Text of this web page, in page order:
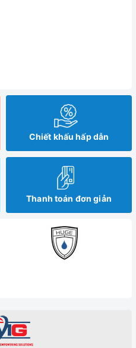
Chiết khấu hấp dẫn
Thanh toán đơn giản